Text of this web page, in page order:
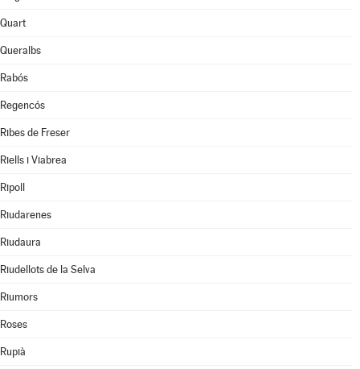
Quart
Queralbs
Rabós
Regencós
Ribes de Freser
Riells i Viabrea
Ripoll
Riudarenes
Riudaura
Riudellots de la Selva
Riumors
Roses
Rupià